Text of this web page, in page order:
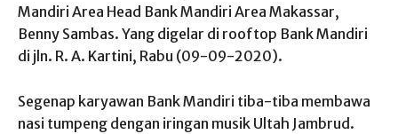
Mandiri Area Head Bank Mandiri Area Makassar,
Benny Sambas. Yang digelar di rooftop Bank Mandiri
di jln. R. A. Kartini, Rabu (09-09-2020).
Segenap karyawan Bank Mandiri tiba-tiba membawa
nasi tumpeng dengan iringan musik Ultah Jambrud.